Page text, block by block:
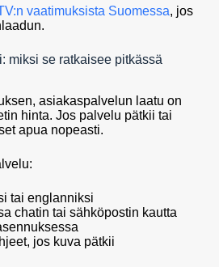
vaatimuksista Suomessa, jos
miksi se ratkaisee pitkässä
asiakaspalvelun laatu on
hinta. Jos palvelu pätkii tai
apua nopeasti.
tai englanniksi
chatin tai sähköpostin kautta
jos kuva pätkii